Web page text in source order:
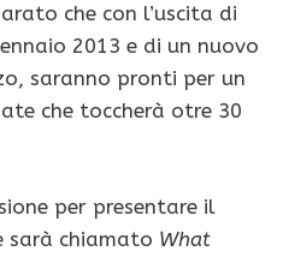
che con l’uscita di
2013 e di un nuovo
saranno pronti per un
che toccherà otre 30
per presentare il
sarà chiamato What